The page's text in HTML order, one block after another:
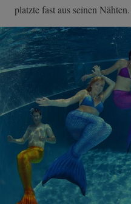
platzte fast aus seinen Nähten.